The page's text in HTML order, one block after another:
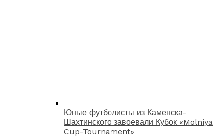
Юные футболисты из Каменска-
Шахтинского завоевали Кубок «Molniya
Cup-Tournament»